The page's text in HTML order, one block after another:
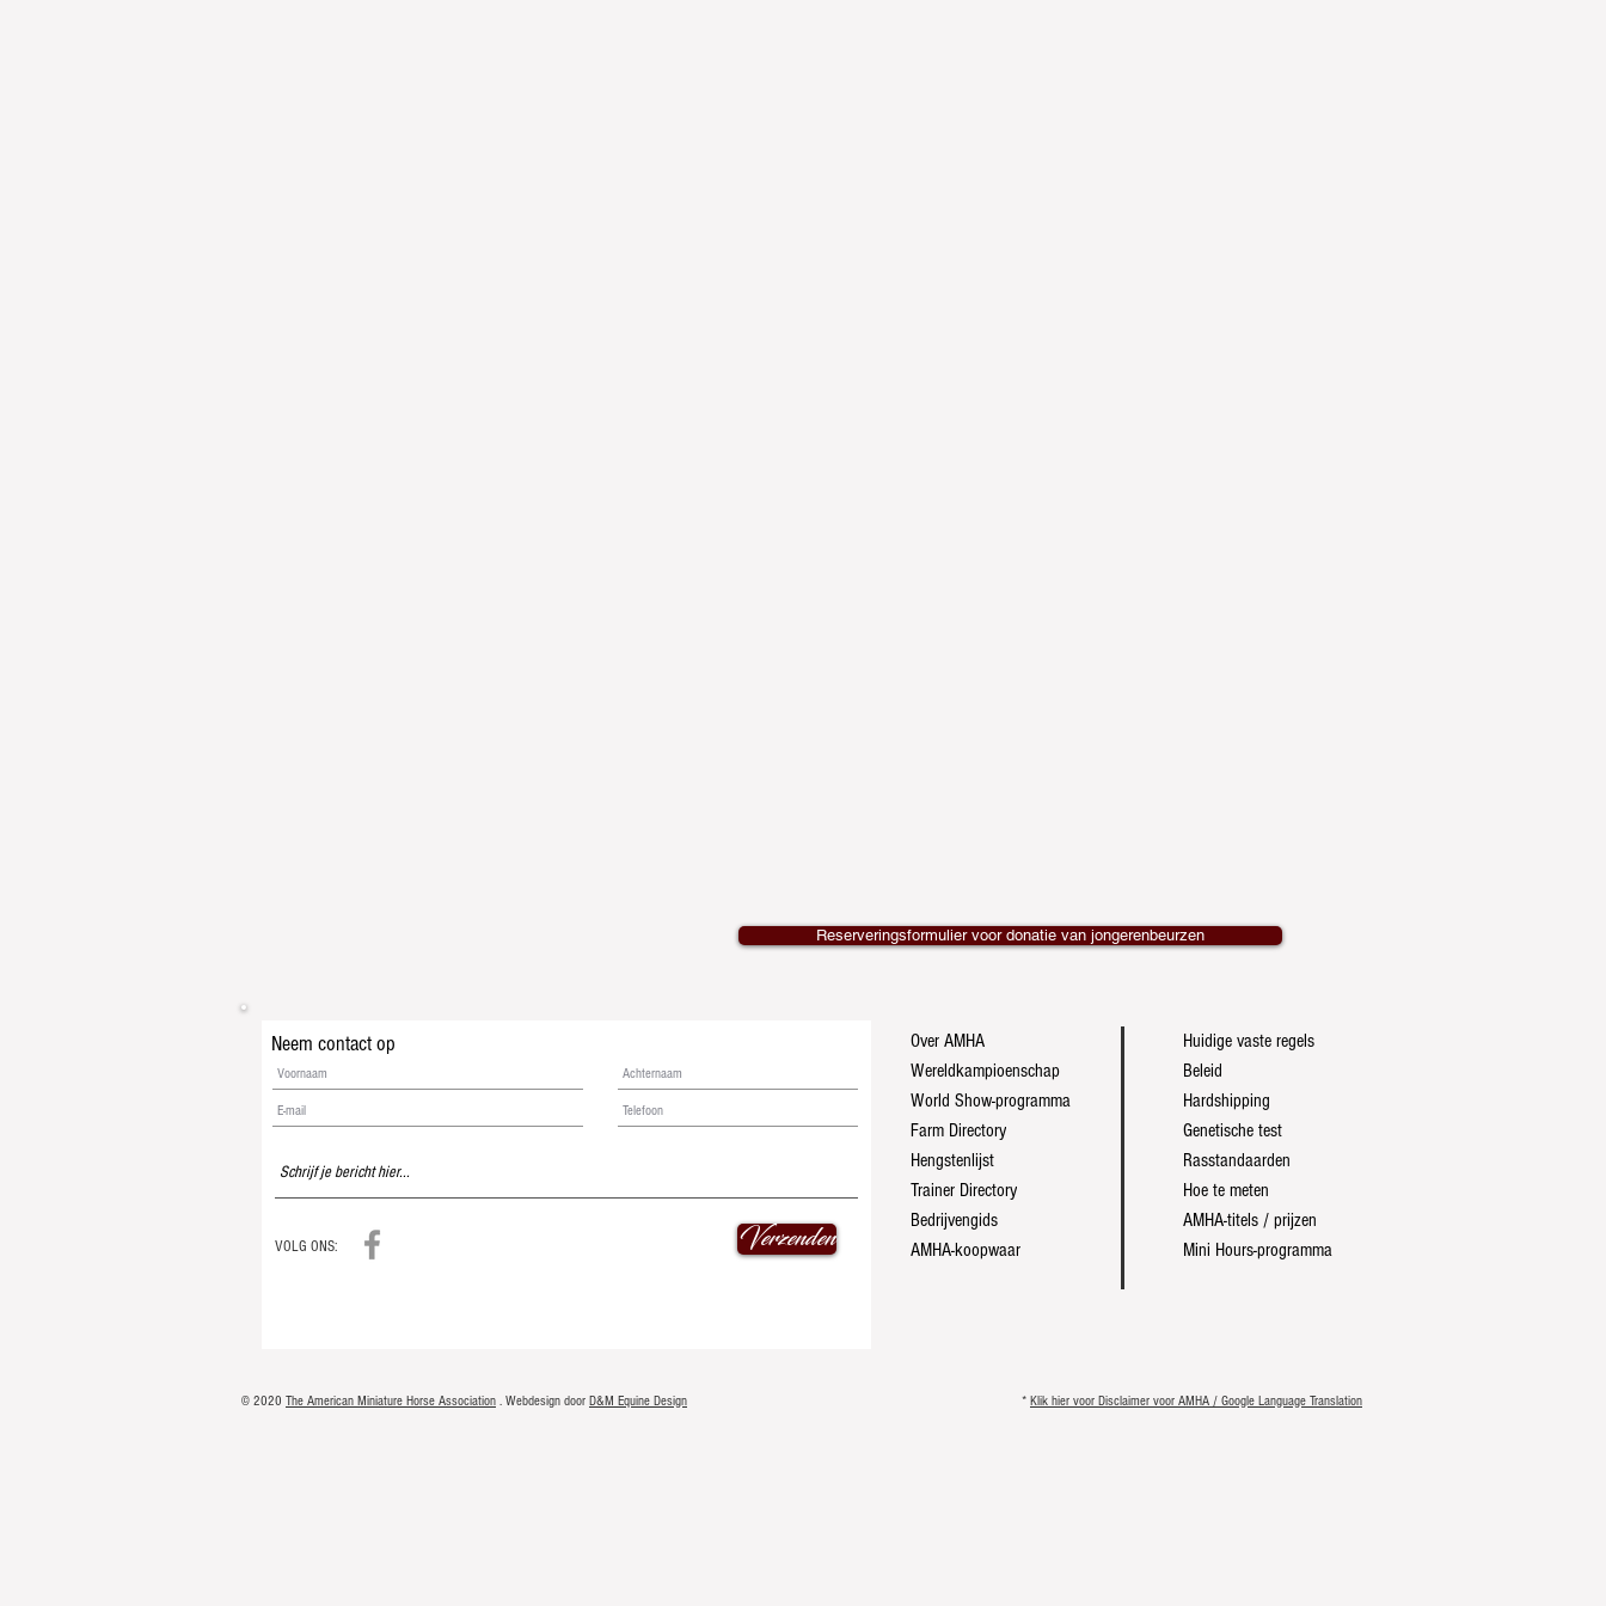
Reserveringsformulier voor donatie van jongerenbeurzen
Neem contact op
VOLG ONS: Verzenden
Over AMHA
Wereldkampioenschap
World Show-programma
Farm Directory
Hengstenlijst
Trainer Directory
Bedrijvengids
AMHA-koopwaar
Huidige vaste regels
Beleid
Hardshipping
Genetische test
Rasstandaarden
Hoe te meten
AMHA-titels / prijzen
Mini Hours-programma
© 2020 The American Miniature Horse Association . Webdesign door D&M Equine Design * Klik hier voor Disclaimer voor AMHA / Google Language Translation